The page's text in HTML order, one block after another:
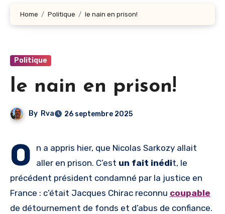
Home Politique le nain en prison!
Politique
le nain en prison!
By Rva 26 septembre 2025
O
n a appris hier, que Nicolas Sarkozy allait
aller en prison. C’est un fait inédit, le
précédent président condamné par la justice en
France : c’était Jacques Chirac reconnu coupable
de détournement de fonds et d’abus de confiance.